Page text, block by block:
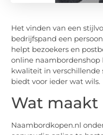
Het vinden van een
bedrijfspand een
helpt bezoekers en
online naambordenshop
kwaliteit in verschillende
biedt voor ieder wat wils.
Wat maakt
Naambordkopen.nl